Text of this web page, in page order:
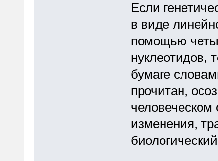
Если
в виде
помощью
нуклеотидов,
бумаге
прочитан,
человеческом
изменения,